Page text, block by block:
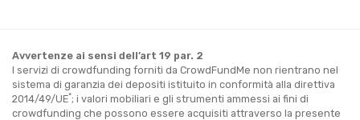
Avvertenze ai sensi dell’art 19 par. 2
I servizi di crowdfunding forniti da CrowdFundMe non rientrano nel
sistema di garanzia dei depositi istituito in conformità alla direttiva
2014/49/UE*; i valori mobiliari e gli strumenti ammessi ai fini di
crowdfunding che possono essere acquisiti attraverso la presente